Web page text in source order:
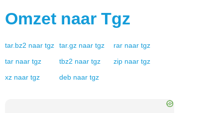
Omzet naar Tgz
tar.bz2 naar tgz tar.gz naar tgz rar naar tgz
tar naar tgz tbz2 naar tgz zip naar tgz
xz naar tgz deb naar tgz